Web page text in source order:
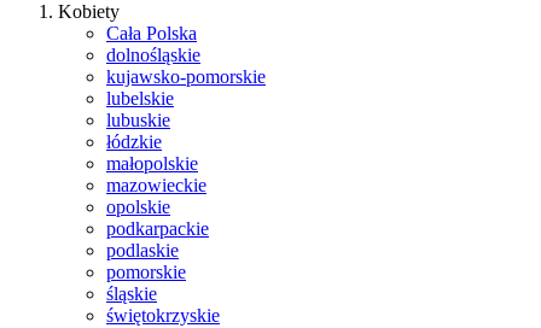
Kobiety
Cała Polska
dolnośląskie
kujawsko-pomorskie
lubelskie
lubuskie
łódzkie
małopolskie
mazowieckie
opolskie
podkarpackie
podlaskie
pomorskie
śląskie
świętokrzyskie